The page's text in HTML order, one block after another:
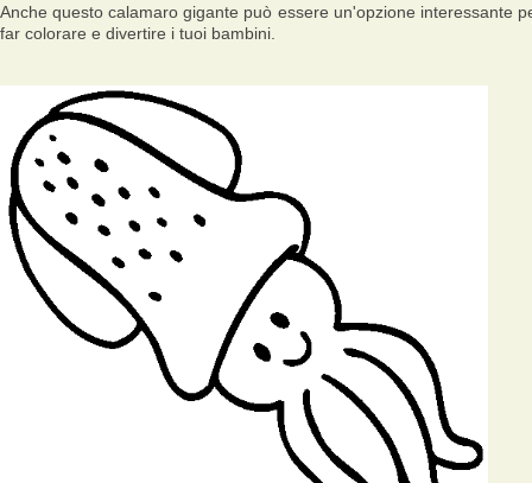
Anche questo calamaro gigante può essere un'opzione interessante
far colorare e divertire i tuoi bambini.